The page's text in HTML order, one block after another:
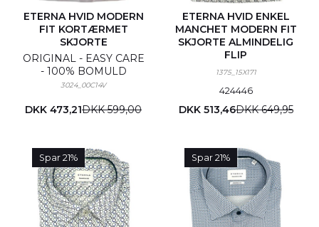
ETERNA HVID MODERN
FIT KORTÆRMET
SKJORTE
ORIGINAL - EASY CARE
- 100% BOMULD
3024_00C14V
DKK 473,21DKK 599,00
ETERNA HVID ENKEL
MANCHET MODERN FIT
SKJORTE ALMINDELIG
FLIP
1375_15X171
424446
DKK 513,46DKK 649,95
Spar 21% Spar 21%